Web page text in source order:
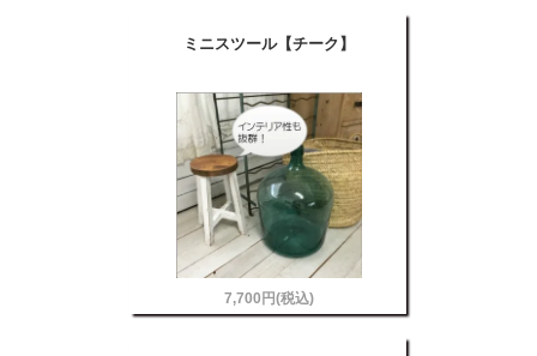
ミニスツール【チーク】
7,700円(税込)